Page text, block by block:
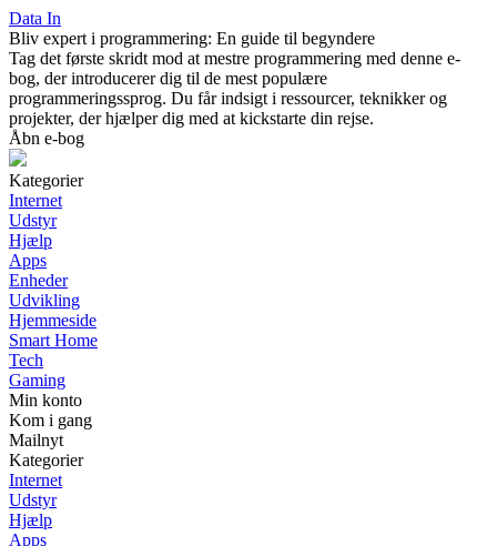
Data In
Bliv expert i programmering: En guide til begyndere
Tag det første skridt mod at mestre programmering med denne e-
bog, der introducerer dig til de mest populære
programmeringssprog. Du får indsigt i ressourcer, teknikker og
projekter, der hjælper dig med at kickstarte din rejse.
Åbn e-bog
Kategorier
Internet
Udstyr
Hjælp
Apps
Enheder
Udvikling
Hjemmeside
Smart Home
Tech
Gaming
Min konto
Kom i gang
Mailnyt
Kategorier
Internet
Udstyr
Hjælp
Apps